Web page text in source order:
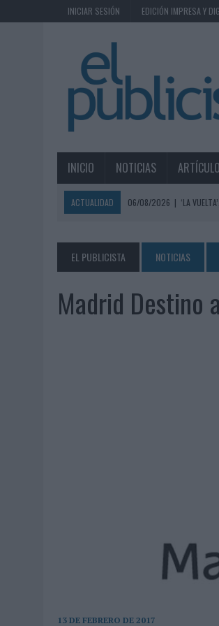
INICIAR SESIÓN EDICIÓN IMPRESA Y
INICIO NOTICIAS
ACTUALIDAD 06/08/2026 | ‘LA
06/08/2026 | LA TELEVISIÓN SIGUE
06/08/2026
EL USO DE LA IA
06/08/2026 |
SYSTEM1 NOMBRA A
LA IA ESTÁ SUBIENDO EL
BEON WORLDWIDE LANZA
FABRA COMUNICACIÓN
LOPESAN HOTELS &
LUIS ARQUILLOS (BURGO
‘EL PARAÍSO MÁS
‘EL FÚTBOL SIN LAS
CAPAZ, LA CERVEZA QUE
04/08/2026 | AUDIBLE REIVINDICA EL
EL PUBLICISTA NOTICIAS
Madrid Destino
13 DE FEBRERO DE 2017